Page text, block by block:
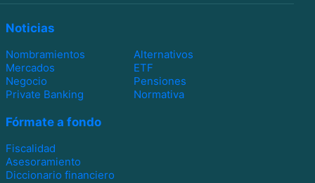
Noticias
Nombramientos
Alternativos
Mercados
ETF
Negocio
Pensiones
Private Banking
Normativa
Fórmate a fondo
Fiscalidad
Asesoramiento
Diccionario financiero